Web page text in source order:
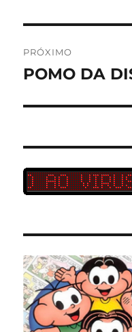
PRÓXIMO
Próximo
POMO DA